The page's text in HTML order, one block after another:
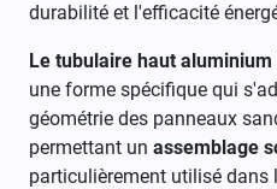
durabilité et l'efficacité
Le tubulaire haut aluminium
une forme spécifique qui
géométrie des panneaux
permettant un assemblage
particulièrement utilisé